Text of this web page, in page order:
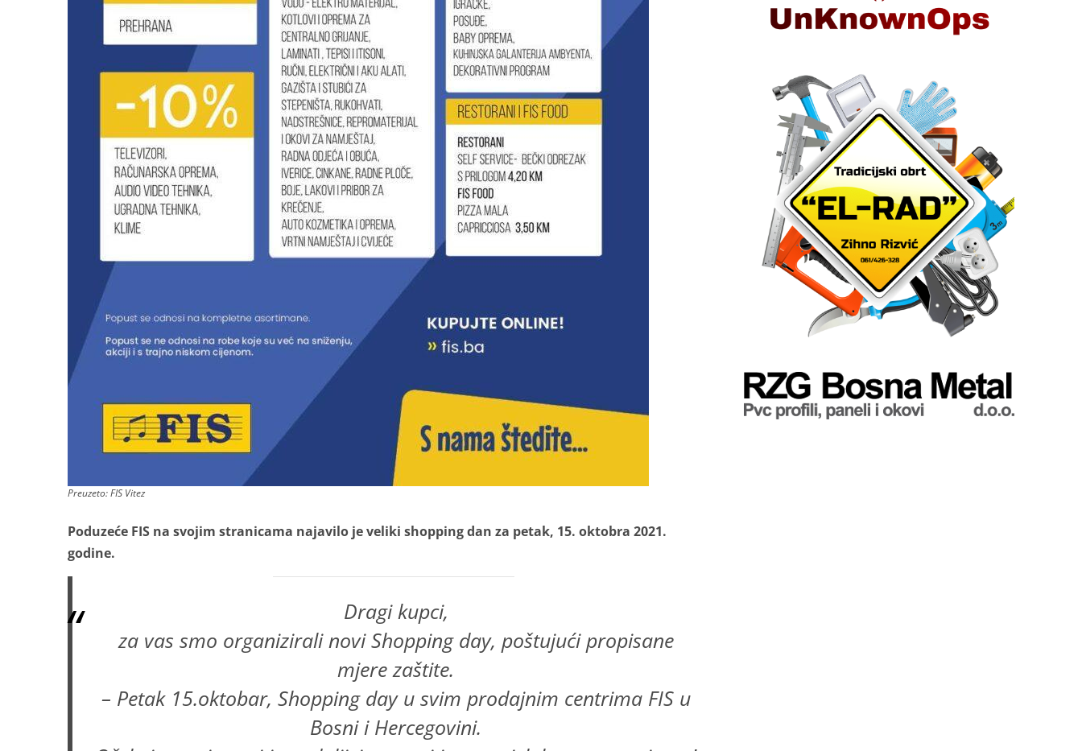
Preuzeto: FIS Vitez
Poduzeće FIS na svojim stranicama najavilo je veliki shopping dan za petak, 15. oktobra 2021.
godine.
Dragi kupci,
za vas smo organizirali novi Shopping day, poštujući propisane
mjere zaštite.
– Petak 15.oktobar, Shopping day u svim prodajnim centrima FIS u
Bosni i Hercegovini.